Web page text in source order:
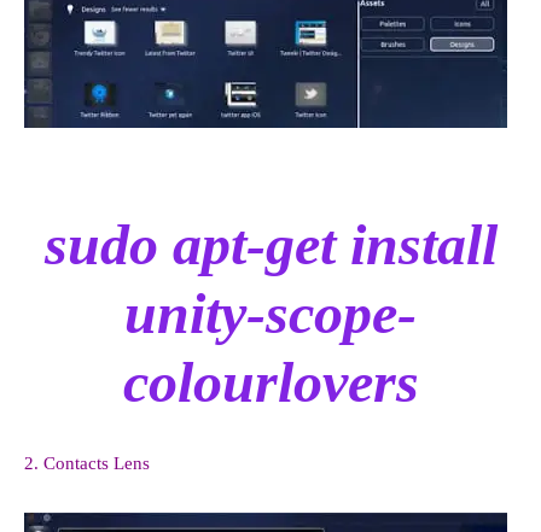
sudo apt-get install
unity-scope-
colourlovers
2. Contacts Lens